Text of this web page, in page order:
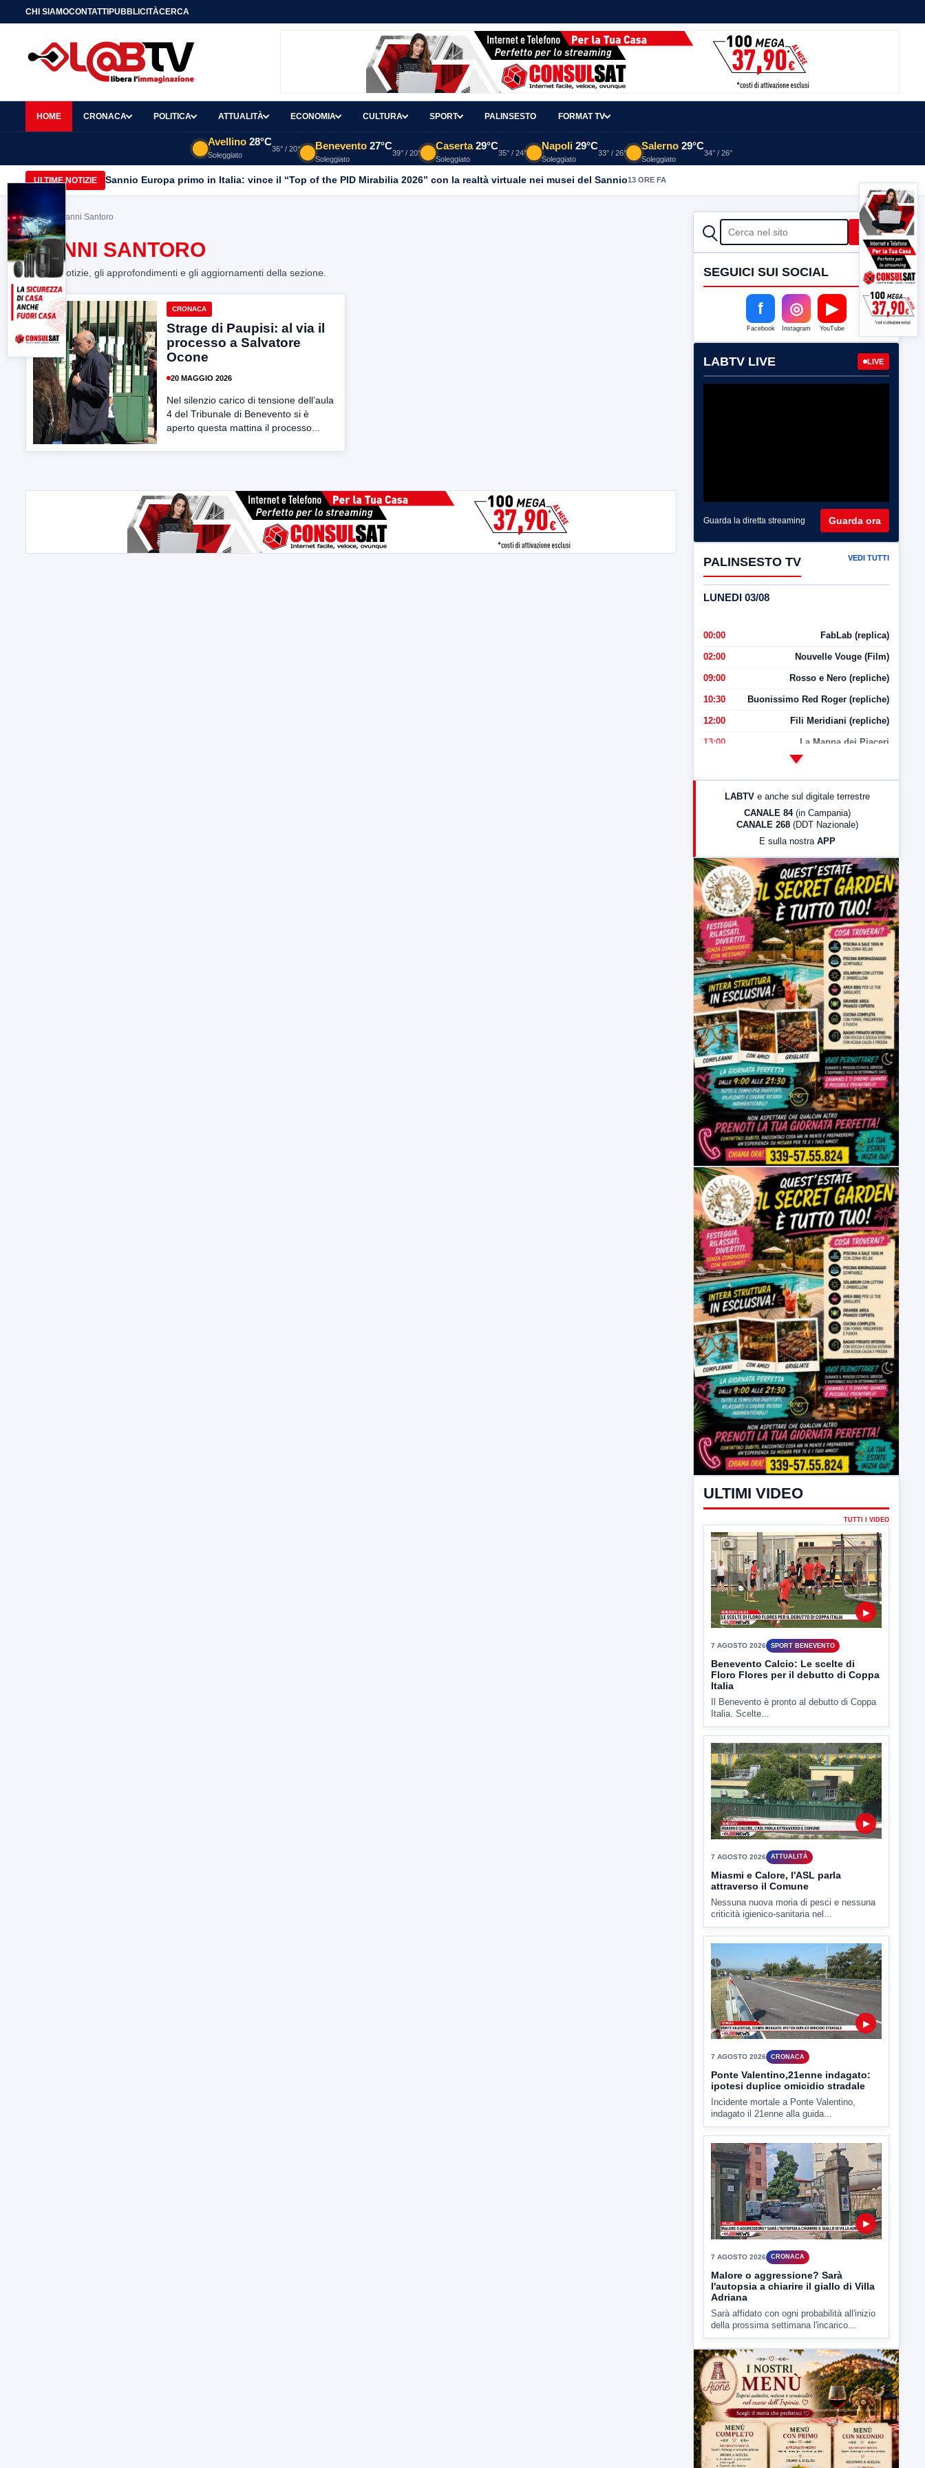
CHI SIAMOCONTATTIPUBBLICITÀCERCA
HOME CRONACA POLITICA ATTUALITÀ ECONOMIA CULTURA SPORT PALINSESTO FORMAT TV
Avellino 28°C
Soleggiato
36° / 20° Benevento 27°C
Soleggiato
39° / 20°
Caserta 29°C
Soleggiato
35° / 24°
Napoli 29°C
Soleggiato
33° / 26°
Salerno 29°C
Soleggiato
34° / 26°
ULTIME NOTIZIE Sannio Europa primo in Italia: vince il “Top of the PID Mirabilia 2026” con la realtà virtuale nei musei del Sannio13 ORE FA
Home> Gianni Santoro
GIANNI SANTORO
Tutte le notizie, gli approfondimenti e gli aggiornamenti della sezione.
CRONACA
Strage di Paupisi: al via il
processo a Salvatore
Ocone
20 MAGGIO 2026
Nel silenzio carico di tensione dell’aula
4 del Tribunale di Benevento si è
aperto questa mattina il processo...
CERCA Cerca
SEGUICI SUI SOCIAL
f
Facebook
◎
Instagram
▶
YouTube
LABTV LIVE LIVE
Guarda la diretta streaming Guarda ora
PALINSESTO TV VEDI TUTTI
LUNEDI 03/08
00:00 FabLab (replica)
02:00 Nouvelle Vouge (Film)
09:00 Rosso e Nero (repliche)
10:30 Buonissimo Red Roger (repliche)
12:00 Fili Meridiani (repliche)
13:00 La Mappa dei Piaceri
LabNews (Diretta)
23:00 LabNews (replica)
LABTV e anche sul digitale terrestre
CANALE 84 (in Campania)
CANALE 268 (DDT Nazionale)
E sulla nostra APP
ULTIMI VIDEO
TUTTI I VIDEO
▶
7 AGOSTO 2026 SPORT BENEVENTO
Benevento Calcio: Le scelte di
Floro Flores per il debutto di Coppa
Italia
Italia. Scelte...
▶
7 AGOSTO 2026 ATTUALITÀ
Miasmi e Calore, l'ASL parla
attraverso il Comune
Nessuna nuova moria di pesci e nessuna
criticità igienico-sanitaria nel...
▶
7 AGOSTO 2026 CRONACA
Ponte Valentino,21enne indagato:
ipotesi duplice omicidio stradale
Incidente mortale a Ponte Valentino,
indagato il 21enne alla guida...
▶
7 AGOSTO 2026 CRONACA
Malore o aggressione? Sarà
l'autopsia a chiarire il giallo di Villa
Adriana
della prossima settimana l'incarico...